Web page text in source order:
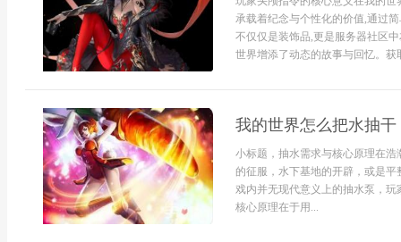
承载着纪念与个性化的价值,通过
不仅仅是装饰品,更是服务器社区
世界增添了动态的故事与回忆。获
我的世界怎么把水抽
小标题，抽水需求与核心原理在
的征服，水下基地的开辟，或是
戏内并无现代意义上的抽水泵，
核心原理在于用...